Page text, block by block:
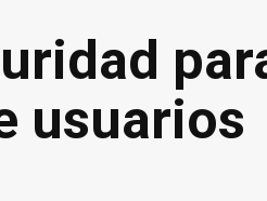
usuarios